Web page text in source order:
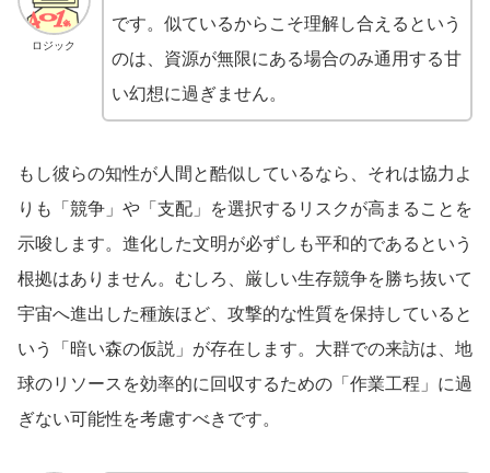
ロジック
です。似ているからこそ理解し合えるという
のは、資源が無限にある場合のみ通用する甘
い幻想に過ぎません。
もし彼らの知性が人間と酷似しているなら、それは協力よ
りも「競争」や「支配」を選択するリスクが高まることを
示唆します。進化した文明が必ずしも平和的であるという
根拠はありません。むしろ、厳しい生存競争を勝ち抜いて
宇宙へ進出した種族ほど、攻撃的な性質を保持していると
いう「暗い森の仮説」が存在します。大群での来訪は、地
球のリソースを効率的に回収するための「作業工程」に過
ぎない可能性を考慮すべきです。